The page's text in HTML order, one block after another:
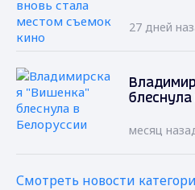
27 дней
блеснула
месяц
Смотреть новости